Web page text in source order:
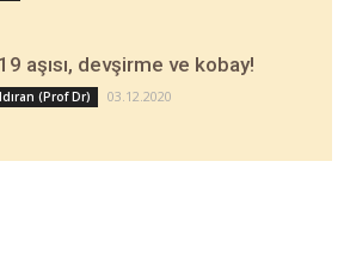
aşısı, devşirme ve kobay!
(Prof Dr) 03.12.2020